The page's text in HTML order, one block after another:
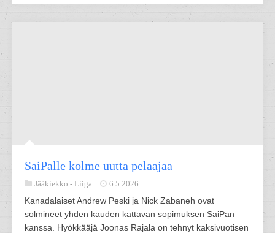
SaiPalle kolme uutta pelaajaa
Jääkiekko - Liiga 6.5.2026
Kanadalaiset Andrew Peski ja Nick Zabaneh ovat
solmineet yhden kauden kattavan sopimuksen SaiPan
kanssa. Hyökkääjä Joonas Rajala on tehnyt kaksivuotisen